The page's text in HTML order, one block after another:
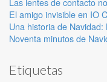
El amigo invisible en IO
Una historia de
Noventa minutos de
Etiquetas